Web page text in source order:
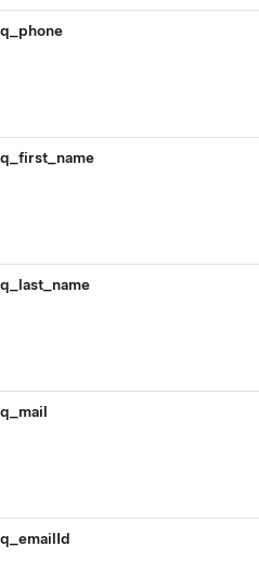
q_phone
q_first_name
q_last_name
q_mail
q_emailId